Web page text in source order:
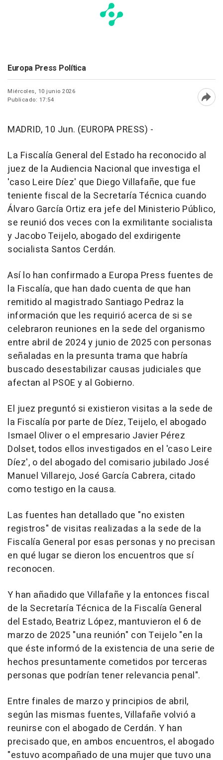
Europa Press Política
Miércoles, 10 junio 2026
Publicado: 17:54
MADRID, 10 Jun. (EUROPA PRESS) -
La Fiscalía General del Estado ha reconocido al
juez de la Audiencia Nacional que investiga el
'caso Leire Díez' que Diego Villafañe, que fue
teniente fiscal de la Secretaría Técnica cuando
Álvaro García Ortiz era jefe del Ministerio Público,
se reunió dos veces con la exmilitante socialista
y Jacobo Teijelo, abogado del exdirigente
socialista Santos Cerdán.
Así lo han confirmado a Europa Press fuentes de
la Fiscalía, que han dado cuenta de que han
remitido al magistrado Santiago Pedraz la
información que les requirió acerca de si se
celebraron reuniones en la sede del organismo
entre abril de 2024 y junio de 2025 con personas
señaladas en la presunta trama que habría
buscado desestabilizar causas judiciales que
afectan al PSOE y al Gobierno.
El juez preguntó si existieron visitas a la sede de
la Fiscalía por parte de Díez, Teijelo, el abogado
Ismael Oliver o el empresario Javier Pérez
Dolset, todos ellos investigados en el 'caso Leire
Díez', o del abogado del comisario jubilado José
Manuel Villarejo, José García Cabrera, citado
como testigo en la causa.
Las fuentes han detallado que "no existen
registros" de visitas realizadas a la sede de la
Fiscalía General por esas personas y no precisan
en qué lugar se dieron los encuentros que sí
reconocen.
Y han añadido que Villafañe y la entonces fiscal
de la Secretaría Técnica de la Fiscalía General
del Estado, Beatriz López, mantuvieron el 6 de
marzo de 2025 "una reunión" con Teijelo "en la
que éste informó de la existencia de una serie de
hechos presuntamente cometidos por terceras
personas que podrían tener relevancia penal".
Entre finales de marzo y principios de abril,
según las mismas fuentes, Villafañe volvió a
reunirse con el abogado de Cerdán. Y han
precisado que, en ambos encuentros, el abogado
"estuvo acompañado de una mujer que tuvo una